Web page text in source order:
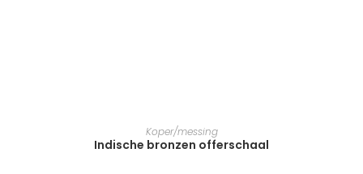
TOEVOEGEN AAN WINKELWAGEN
Koper/messing
Indische bronzen offerschaal